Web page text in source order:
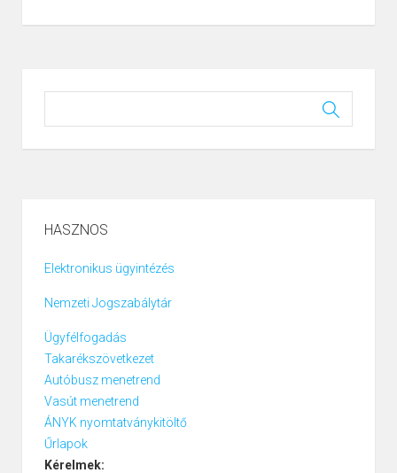
HASZNOS
Elektronikus ügyintézés
Nemzeti Jogszabálytár
Ügyfélfogadás
Takarékszövetkezet
Autóbusz menetrend
Vasút menetrend
ÁNYK nyomtatványkitöltő
Űrlapok
Kérelmek: